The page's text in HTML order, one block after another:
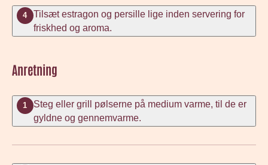
4
Tilsæt estragon og persille lige inden servering for
friskhed og aroma.
Anretning
1
Steg eller grill pølserne på medium varme, til de er
gyldne og gennemvarme.